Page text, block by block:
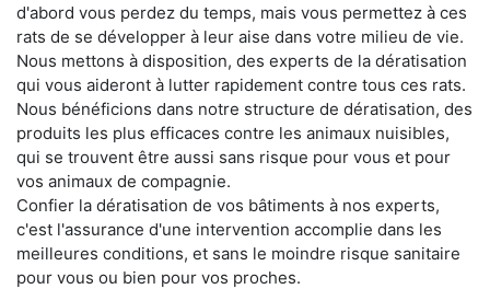
d'abord vous perdez du temps, mais vous permettez à ces
rats de se développer à leur aise dans votre milieu de vie.
Nous mettons à disposition, des experts de la dératisation
qui vous aideront à lutter rapidement contre tous ces rats.
Nous bénéficions dans notre structure de dératisation, des
produits les plus efficaces contre les animaux nuisibles,
qui se trouvent être aussi sans risque pour vous et pour
vos animaux de compagnie.
Confier la dératisation de vos bâtiments à nos experts,
c'est l'assurance d'une intervention accomplie dans les
meilleures conditions, et sans le moindre risque sanitaire
pour vous ou bien pour vos proches.